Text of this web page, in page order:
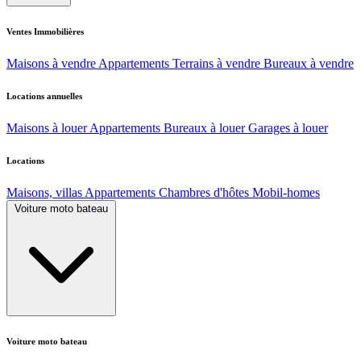
Ventes Immobilières
Maisons à vendre Appartements Terrains à vendre Bureaux à vendre
Locations annuelles
Maisons à louer Appartements Bureaux à louer Garages à louer
Locations
Maisons, villas Appartements Chambres d'hôtes Mobil-homes
Voiture moto bateau
Voiture moto bateau